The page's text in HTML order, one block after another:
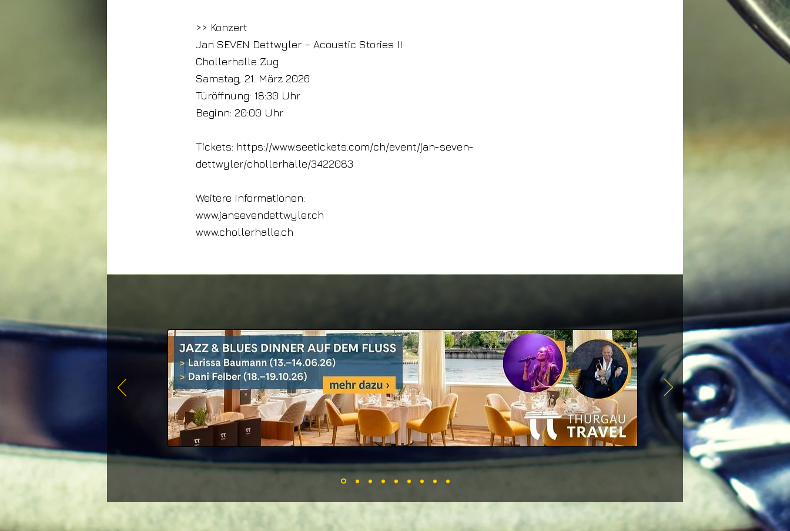
>> Konzert
Jan SEVEN Dettwyler – Acoustic Stories II
Chollerhalle Zug
Samstag, 21. März 2026
Türöffnung: 18:30 Uhr
Beginn: 20:00 Uhr
Tickets: https://www.seetickets.com/ch/event/jan-seven-
dettwyler/chollerhalle/3422083
Weitere Informationen:
www.jansevendettwyler.ch
www.chollerhalle.ch